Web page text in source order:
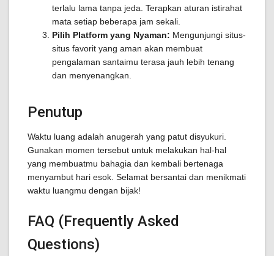
terlalu lama tanpa jeda. Terapkan aturan istirahat
mata setiap beberapa jam sekali.
Pilih Platform yang Nyaman: Mengunjungi situs-
situs favorit yang aman akan membuat
pengalaman santaimu terasa jauh lebih tenang
dan menyenangkan.
Penutup
Waktu luang adalah anugerah yang patut disyukuri.
Gunakan momen tersebut untuk melakukan hal-hal
yang membuatmu bahagia dan kembali bertenaga
menyambut hari esok. Selamat bersantai dan menikmati
waktu luangmu dengan bijak!
FAQ (Frequently Asked
Questions)